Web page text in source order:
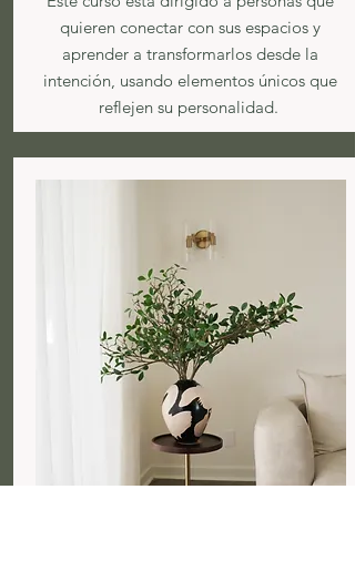
quieren conectar con sus espacios y
aprender a transformarlos desde la
intención, usando elementos únicos que
reflejen su personalidad.